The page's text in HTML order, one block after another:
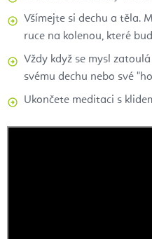
Všímejte si dechu a těla.
ruce na kolenou, které
Vždy když se mysl
svému dechu nebo své
Ukončete meditaci s